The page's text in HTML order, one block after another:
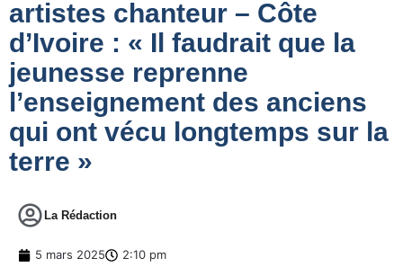
artistes chanteur – Côte
d’Ivoire : « Il faudrait que la
jeunesse reprenne
l’enseignement des anciens
qui ont vécu longtemps sur la
terre »
La Rédaction
5 mars 2025 2:10 pm